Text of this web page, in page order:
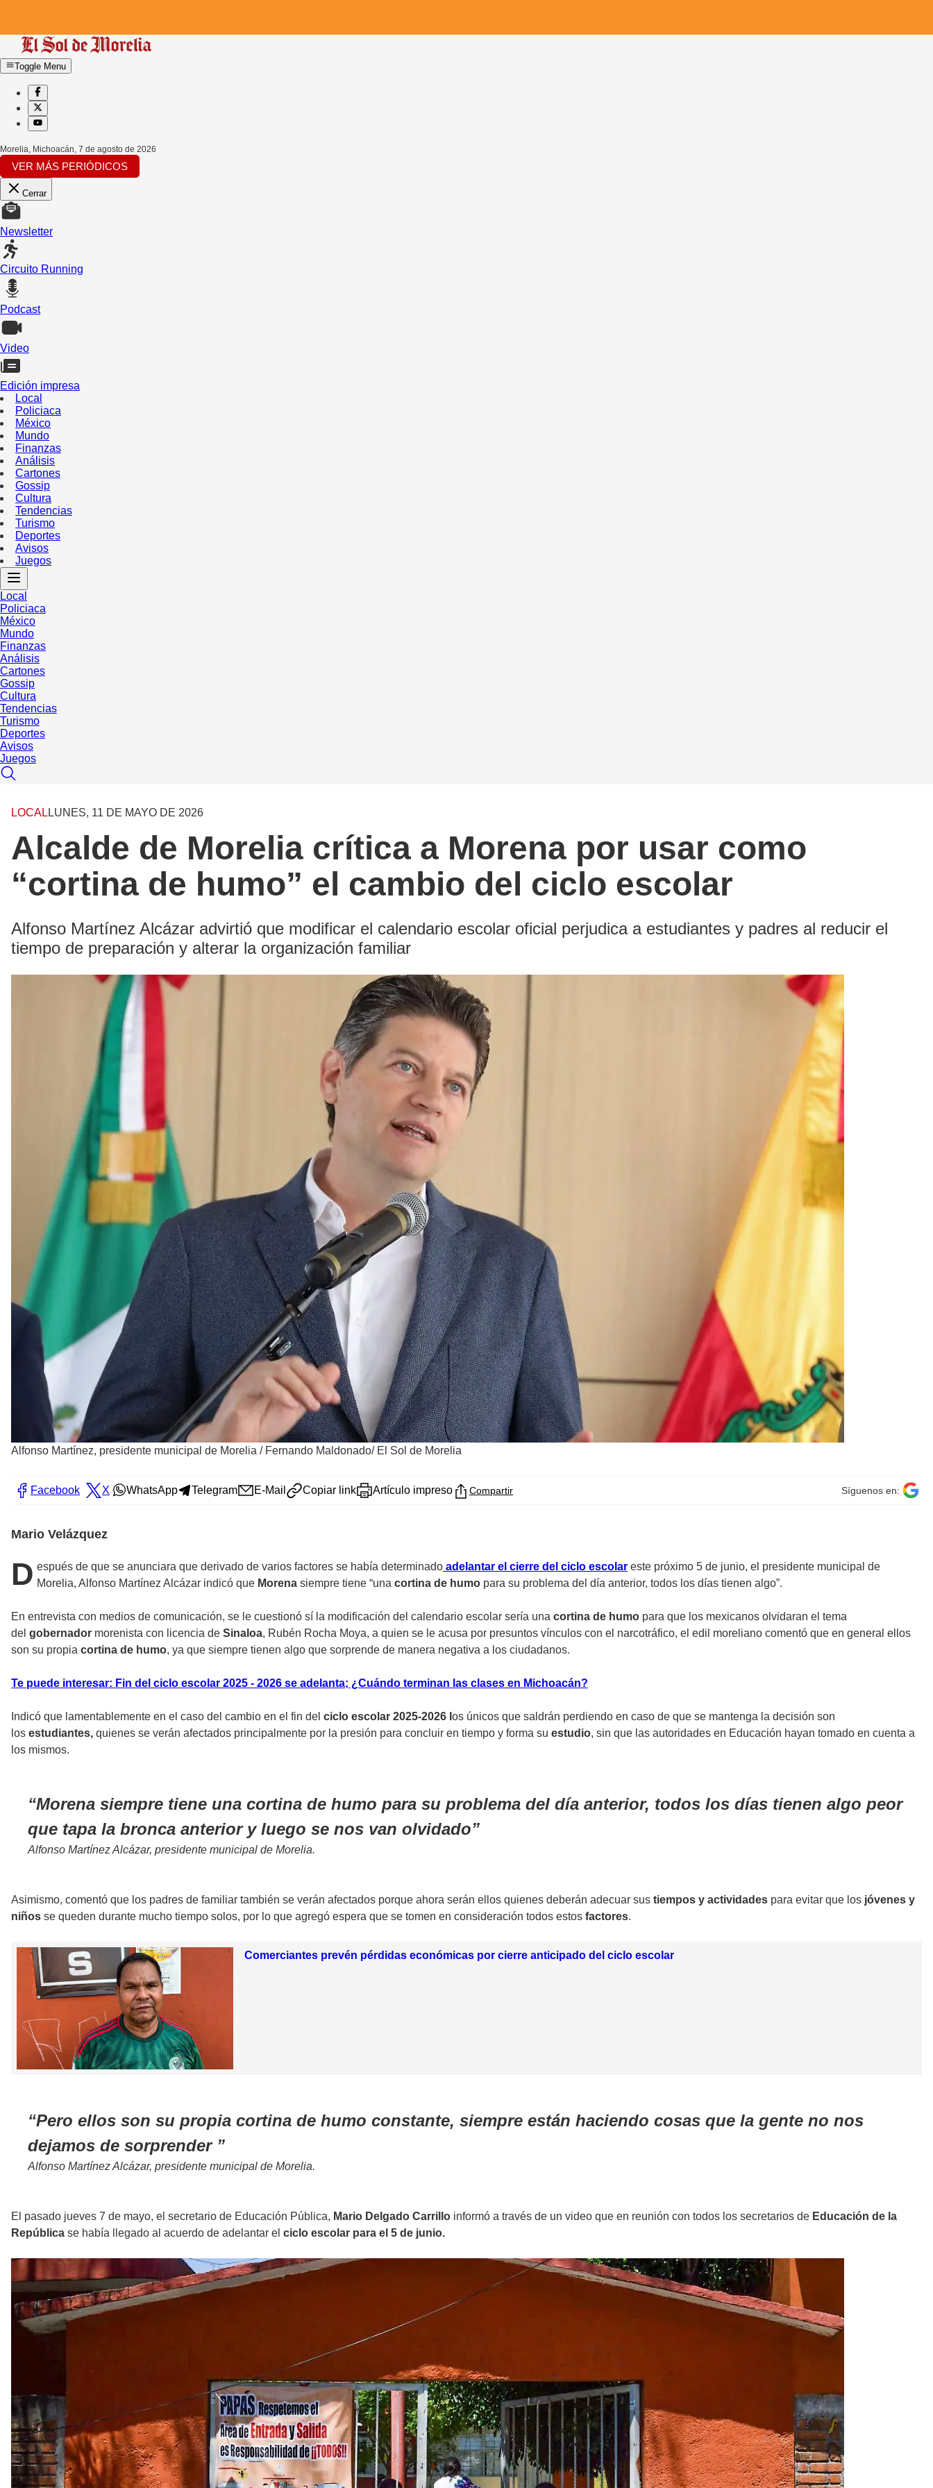
Toggle Menu
Morelia, Michoacán, 7 de agosto de 2026
VER MÁS PERIÓDICOS
Cerrar
Newsletter
Circuito Running
Podcast
Video
Edición impresa
Local
Policiaca
México
Mundo
Finanzas
Análisis
Cartones
Gossip
Cultura
Tendencias
Turismo
Deportes
Avisos
Juegos
Local
Policiaca
México
Mundo
Finanzas
Análisis
Cartones
Gossip
Cultura
Tendencias
Turismo
Deportes
Avisos
Juegos
LOCAL LUNES, 11 DE MAYO DE 2026
Alcalde de Morelia crítica a Morena por usar como
“cortina de humo” el cambio del ciclo escolar
Alfonso Martínez Alcázar advirtió que modificar el calendario escolar oficial perjudica a estudiantes y padres al reducir el
tiempo de preparación y alterar la organización familiar
Alfonso Martínez, presidente municipal de Morelia / Fernando Maldonado/ El Sol de Morelia
Facebook X WhatsApp Telegram E-Mail Copiar link Artículo impreso Compartir Síguenos en:
Mario Velázquez
D espués de que se anunciara que derivado de varios factores se había determinado adelantar el cierre del ciclo escolar este próximo 5 de junio, el presidente municipal de
Morelia, Alfonso Martínez Alcázar indicó que Morena siempre tiene “una cortina de humo para su problema del día anterior, todos los días tienen algo”.
En entrevista con medios de comunicación, se le cuestionó sí la modificación del calendario escolar sería una cortina de humo para que los mexicanos olvidaran el tema
del gobernador morenista con licencia de Sinaloa, Rubén Rocha Moya, a quien se le acusa por presuntos vínculos con el narcotráfico, el edil moreliano comentó que en general ellos
son su propia cortina de humo, ya que siempre tienen algo que sorprende de manera negativa a los ciudadanos.
Te puede interesar: Fin del ciclo escolar 2025 - 2026 se adelanta; ¿Cuándo terminan las clases en Michoacán?
Indicó que lamentablemente en el caso del cambio en el fin del ciclo escolar 2025-2026 l os únicos que saldrán perdiendo en caso de que se mantenga la decisión son
los estudiantes, quienes se verán afectados principalmente por la presión para concluir en tiempo y forma su estudio, sin que las autoridades en Educación hayan tomado en cuenta a
los mismos.
Morena siempre tiene una cortina de humo para su problema del día anterior, todos los días tienen algo peor
que tapa la bronca anterior y luego se nos van olvidado
Alfonso Martínez Alcázar, presidente municipal de Morelia.
Asimismo, comentó que los padres de familiar también se verán afectados porque ahora serán ellos quienes deberán adecuar sus tiempos y actividades para evitar que los jóvenes y
niños se queden durante mucho tiempo solos, por lo que agregó espera que se tomen en consideración todos estos factores.
Comerciantes prevén pérdidas económicas por cierre anticipado del ciclo escolar
Pero ellos son su propia cortina de humo constante, siempre están haciendo cosas que la gente no nos
dejamos de sorprender
Alfonso Martínez Alcázar, presidente municipal de Morelia.
El pasado jueves 7 de mayo, el secretario de Educación Pública, Mario Delgado Carrillo informó a través de un video que en reunión con todos los secretarios de Educación de la
República se había llegado al acuerdo de adelantar el ciclo escolar para el 5 de junio.